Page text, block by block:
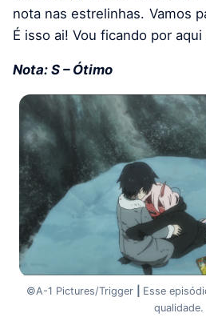
nota nas estrelinhas. Vamos
É isso ai! Vou ficando por
Nota: S – Ótimo
©A-1 Pictures/Trigger
Esse
qualidade.